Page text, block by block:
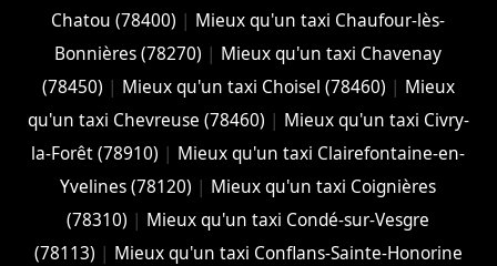
Chatou (78400) | Mieux qu'un taxi Chaufour-lès-
Bonnières (78270) | Mieux qu'un taxi Chavenay
(78450) | Mieux qu'un taxi Choisel (78460) | Mieux
qu'un taxi Chevreuse (78460) | Mieux qu'un taxi Civry-
la-Forêt (78910) | Mieux qu'un taxi Clairefontaine-en-
Yvelines (78120) | Mieux qu'un taxi Coignières
(78310) | Mieux qu'un taxi Condé-sur-Vesgre
(78113) | Mieux qu'un taxi Conflans-Sainte-Honorine